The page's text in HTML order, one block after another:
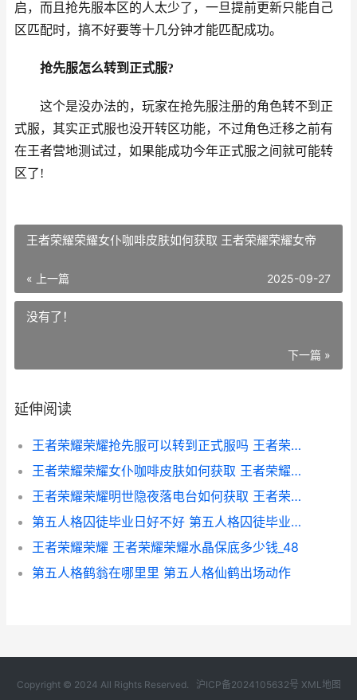
启，而且抢先服本区的人太少了，一旦提前更新只能自己
区匹配时，搞不好要等十几分钟才能匹配成功。
抢先服怎么转到正式服?
这个是没办法的，玩家在抢先服注册的角色转不到正
式服，其实正式服也没开转区功能，不过角色迁移之前有
在王者营地测试过，如果能成功今年正式服之间就可能转
区了!
王者荣耀荣耀女仆咖啡皮肤如何获取 王者荣耀荣耀女帝
« 上一篇 2025-09-27
没有了！
下一篇 »
延伸阅读
王者荣耀荣耀抢先服可以转到正式服吗 王者荣耀 抢2
王者荣耀荣耀女仆咖啡皮肤如何获取 王者荣耀荣耀女帝
王者荣耀荣耀明世隐夜落电台如何获取 王者荣耀明信片图片
第五人格囚徒毕业日好不好 第五人格囚徒毕业日会返场吗
王者荣耀荣耀 王者荣耀荣耀水晶保底多少钱_48
第五人格鹤翁在哪里里 第五人格仙鹤出场动作
Copyright © 2024 All Rights Reserved. 沪ICP备2024105632号 XML地图